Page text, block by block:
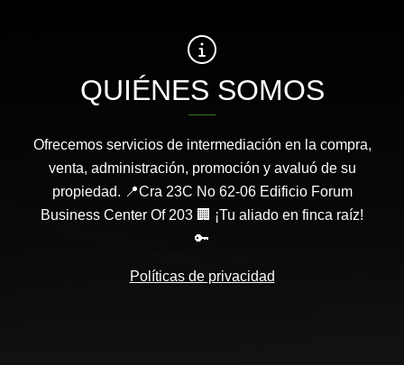
QUIÉNES SOMOS
Ofrecemos servicios de intermediación en la compra,
venta, administración, promoción y avaluó de su
propiedad. 📍Cra 23C No 62-06 Edificio Forum
Business Center Of 203 🏢 ¡Tu aliado en finca raíz!
🔑
Políticas de privacidad